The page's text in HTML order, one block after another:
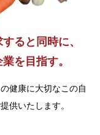
ると同時に、
を目指す。
健康に大切なこの自
供いたします。